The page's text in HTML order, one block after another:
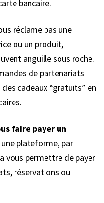
bancaire.
réclame pas une
ou un produit,
anguille sous roche.
de partenariats
cadeaux “gratuits” en
faire payer un
plateforme, par
vous permettre de payer
réservations ou